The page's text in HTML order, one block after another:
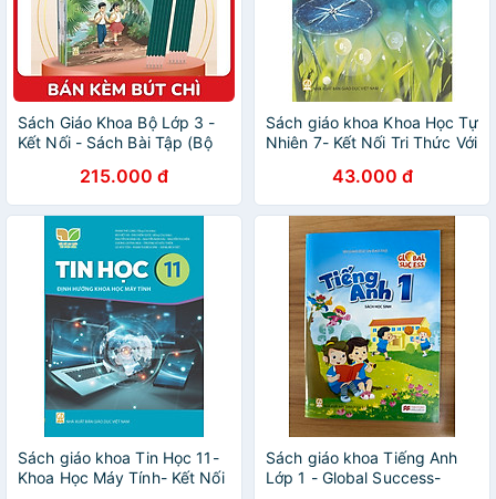
Sách Giáo Khoa Bộ Lớp 3 -
Kết Nối - Sách Bài Tập (Bộ
215.000 đ
Sách giáo khoa Khoa Học Tự
Nhiên 7- Kết Nối Tri Thức Với
43.000 đ
Sách giáo khoa Tin Học 11-
Khoa Học Máy Tính- Kết Nối
Sách giáo khoa Tiếng Anh
Lớp 1 - Global Success-